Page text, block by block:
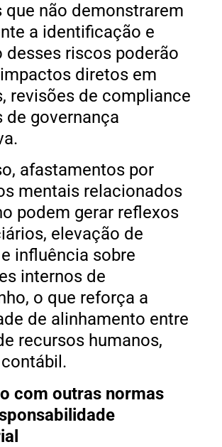
que não demonstrarem
a identificação e
desses riscos poderão
diretos em
revisões de compliance
de governança
afastamentos por
mentais relacionados
podem gerar reflexos
elevação de
influência sobre
internos de
o que reforça a
de alinhamento entre
recursos humanos,
com outras normas